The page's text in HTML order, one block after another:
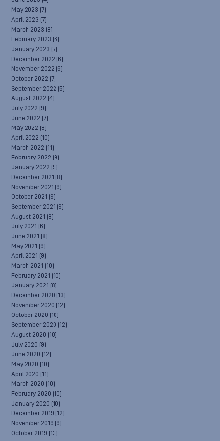
May 2023 (7)
April 2023 (7)
March 2023 (8)
February 2023 (6)
January 2023 (7)
December 2022 (6)
November 2022 (6)
October 2022 (7)
September 2022 (5)
August 2022 (4)
July 2022 (9)
June 2022 (7)
May 2022 (8)
April 2022 (10)
March 2022 (11)
February 2022 (9)
January 2022 (9)
December 2021 (8)
November 2021 (9)
October 2021 (9)
September 2021 (9)
August 2021 (8)
July 2021 (6)
June 2021 (8)
May 2021 (9)
April 2021 (9)
March 2021 (10)
February 2021 (10)
January 2021 (8)
December 2020 (13)
November 2020 (12)
October 2020 (10)
September 2020 (12)
August 2020 (10)
July 2020 (9)
June 2020 (12)
May 2020 (10)
April 2020 (11)
March 2020 (10)
February 2020 (10)
January 2020 (10)
December 2019 (12)
November 2019 (9)
October 2019 (13)